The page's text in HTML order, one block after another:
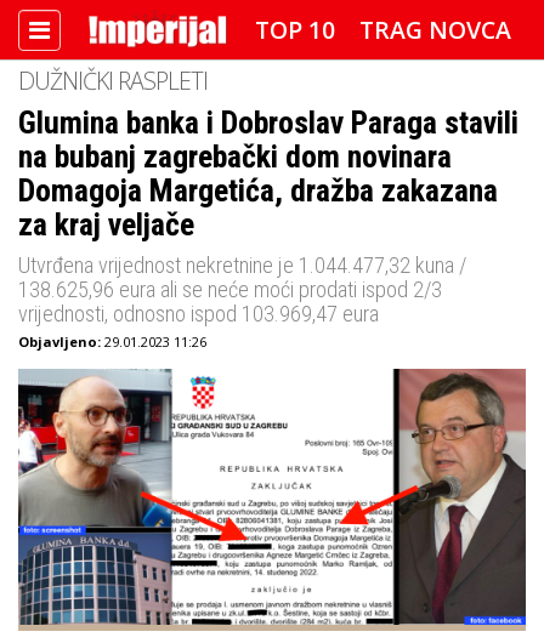
TOP 10
TRAG NOVCA
DETEKTOR
FOTO SPECIJAL
IMPERIJAL VIDEO
RADAR
IMPERIJAL & FREETIME
IMPERIJALOVE POZNATE FACE
DUŽNIČKI RASPLETI
Glumina banka i Dobroslav Paraga stavili
na bubanj zagrebački dom novinara
Domagoja Margetića, dražba zakazana
za kraj veljače
Utvrđena vrijednost nekretnine je 1.044.477,32 kuna /
138.625,96 eura ali se neće moći prodati ispod 2/3
vrijednosti, odnosno ispod 103.969,47 eura
Objavljeno: 29.01.2023 11:26